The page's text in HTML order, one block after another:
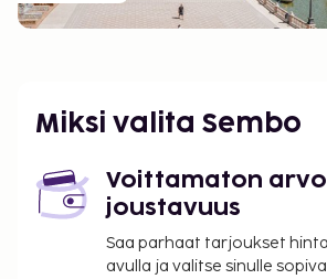
Miksi valita Sembo
Voittamaton
joustavuus
Saa parhaat tarjoukset
avulla ja valitse sinulle